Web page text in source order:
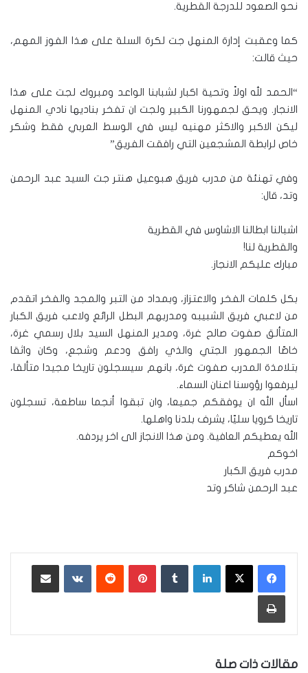
نحو الصعود للدرجة القطرية.
كما وعقبت إدارة المنهل جت لكرة السلة على هذا الفوز المهم،
حيث قالت:
“الحمد لله اولاً وتحية اكبار لشبابنا الواعد ومبروك لجت على هذا
الانجار. ويحق لجمهورنا الكبير ولجت ان تفخر بناديها نادي المنهل
ليكن الاكبر والاكثر مهنيه ليس في الوسط العربي فقط وشكر
خاص لرابطة المشجعين التي رافقت الفريق”
وفي تهنئة من مدرب فريق هبوعيل هنتر جت السيد عبد الرحمن
وتد، قال:
اشبالنا ابطالنا الاشاوس في القطرية
والقطرية لنا!
مبارك عليكم الانجاز.
بكل كلمات الفخر والاعتزاز، وبمداد من التبر والمجد والفخر اتقدم
من لاعبي فريق الشبيبه ومدربهم البطل الرائع ولاعب فريق الكبار
المتألق صفوت صالح غرة، ومدير المنهل السيد بلال رسمي غرة،
خاصّا الجمهور الجتي والذي رافق ودعم وشجع، وكان واثقا
بتلامذة المدرب صفوت غرة، بانهم سيسجلون تاريخا مجيدا متألقا،
ليرفعوا رؤوسنا اعنان السماء.
اسأل الله ان يوفقكم جميعا، وان تبقوا أنجما ساطعة، تسجلون
تاريخا كرويا سليّا، يشرف بلدنا واهلها.
الله يعطيكم العافية. ومن هذا الانجاز الى اخر يردفه.
اخوكم
مدرب فريق الكبار
عبد الرحمن شاكر وتد
لينكدإن بينتيريست ‏VKontakte
طباعة
مقالات ذات صلة